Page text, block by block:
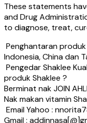
These statements
and Drug
to diagnose, treat,
Penghantaran produk
Indonesia, China dan
Pengedar Shaklee
produk Shaklee ?
Berminat nak JOIN
Nak makan vitamin
Email Yahoo :
Gmail :